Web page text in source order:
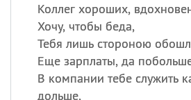
Коллег хороших,
Хочу, чтобы беда,
Тебя лишь стороною
Еще зарплаты, да
В компании тебе служить
дольше,